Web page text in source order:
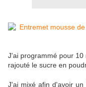
J'ai programmé pour 10
rajouté le sucre en
J'ai mixé afin d'avoir